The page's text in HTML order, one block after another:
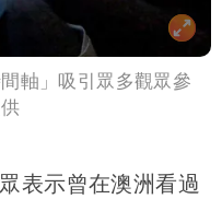
軸」吸引眾多觀眾參
表示曾在澳洲看過